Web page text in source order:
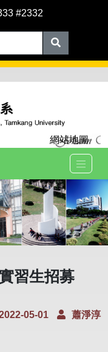
#2332
網站地圖
習生招募
05-01 蕭淨淳